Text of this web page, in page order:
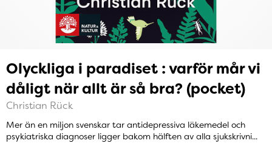
Olyckliga i paradiset : varför mår vi
dåligt när allt är så bra? (pocket)
Christian Rück
Mer än en miljon svenskar tar antidepressiva läkemedel och
psykiatriska diagnoser ligger bakom hälften av alla sjukskrivni...